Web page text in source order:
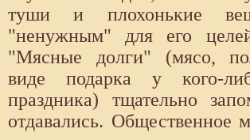
туши и плохонькие
"ненужным" для его
"Мясные долги" (мясо,
виде подарка у кого-
праздника) тщательно
отдавались. Общественное